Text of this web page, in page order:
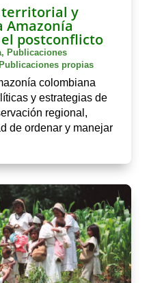
y
Amazonía
postconflicto
, Publicaciones
Publicaciones propias
colombiana
y estrategias de
regional,
de ordenar y manejar